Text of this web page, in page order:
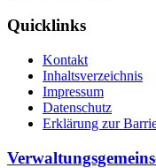
Quicklinks
Kontakt
Inhaltsverzeichnis
Impressum
Datenschutz
Erklärung zur